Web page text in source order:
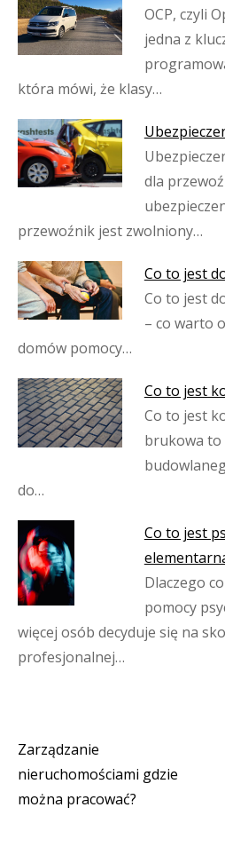
OCP, czyli
jedna z
która mówi, że klasy…
dla
przewoźnik jest zwolniony…
Co to jest
Co to jest
– co warto
domów pomocy…
Co to jest
Co to jest
brukowa to
do…
Co to jest
Dlaczego
pomocy
więcej osób decyduje się na
profesjonalnej…
Nawigacja
wpisu
Zarządzanie
nieruchomościami gdzie
można pracować?